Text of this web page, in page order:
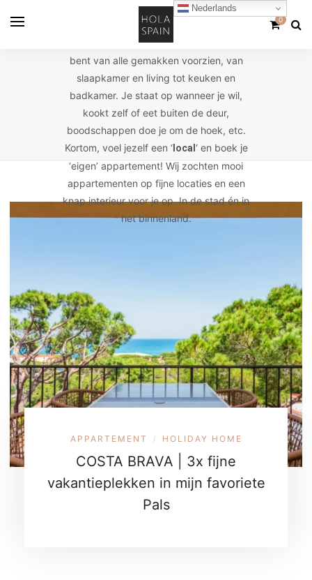
0
Verblijven in een appartement tijdens je
heeft heel veel
bent van alle gemakken voorzien, van
slaapkamer en living tot keuken en
badkamer. Je staat op wanneer je wil,
kookt zelf of eet buiten de deur,
boodschappen doe je om de hoek, etc.
Kortom, voel jezelf een ‘local ‘ en boek je
‘eigen’ appartement! Wij zochten mooi
appartementen op fijne locaties en een
knap interieur voor je op. In de stad én in
het binnenland.
APPARTEMENT / HOLIDAY HOME
COSTA BRAVA | 3x fijne
vakantieplekken in mijn favoriete
Pals
Nederlands